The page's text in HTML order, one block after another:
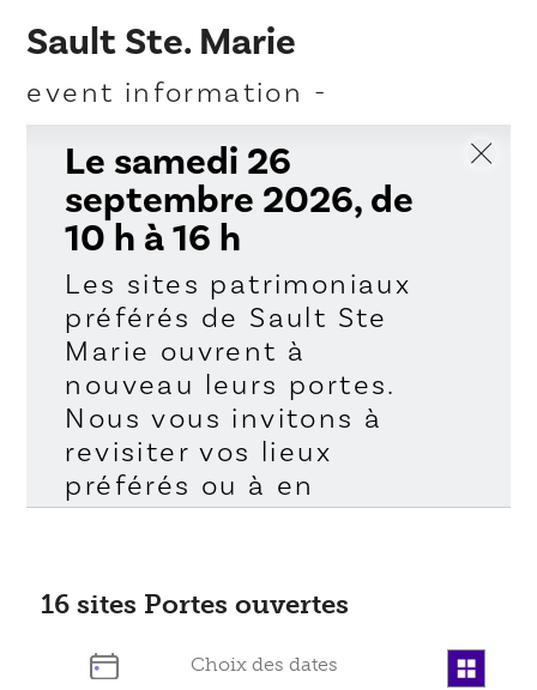
Sault Ste. Marie
event information
Le samedi 26
septembre 2026, de
10 h à 16 h
Les sites patrimoniaux
préférés de Sault Ste
Marie ouvrent à
nouveau leurs portes.
Nous vous invitons à
revisiter vos lieux
préférés ou à en
découvrir de nouveaux.
comprennent l’histoire
militaire, le commerce
des fourrures, les arts et
16 sites Portes ouvertes